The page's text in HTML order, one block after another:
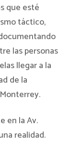
que esté
táctico,
las personas
llegar a la
de la
en la Av.
realidad.